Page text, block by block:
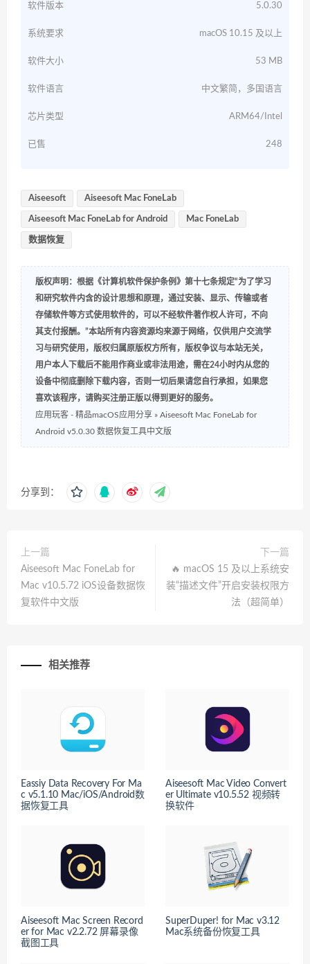
软件版本 5.0.30
系统要求 macOS 10.15 及以上
软件大小 53 MB
软件语言 中文繁简，多国语言
芯片类型 ARM64/Intel
已售 248
Aiseesoft Aiseesoft Mac FoneLab
Aiseesoft Mac FoneLab for Android Mac FoneLab
数据恢复
版权声明：根据《计算机软件保护条例》第十七条规定“为了学习
和研究软件内含的设计思想和原理，通过安装、显示、传输或者
存储软件等方式使用软件的，可以不经软件著作权人许可，不向
其支付报酬。”本站所有内容资源均来源于网络，仅供用户交流学
习与研究使用，版权归属原版权方所有，版权争议与本站无关，
用户本人下载后不能用作商业或非法用途，需在24小时内从您的
设备中彻底删除下载内容，否则一切后果请您自行承担，如果您
喜欢该程序，请购买注册正版以得到更好的服务。
应用玩客 - 精品macOS应用分享 » Aiseesoft Mac FoneLab for
Android v5.0.30 数据恢复工具中文版
分享到：
上一篇
Aiseesoft Mac FoneLab for
Mac v10.5.72 iOS设备数据恢
复软件中文版
下一篇
🔥 macOS 15 及以上系统安
装“描述文件”开启安装权限方
法（超简单）
相关推荐
Eassiy Data Recovery For Ma
c v5.1.10 Mac/iOS/Android数
据恢复工具
Aiseesoft Mac Video Convert
er Ultimate v10.5.52 视频转
换软件
Aiseesoft Mac Screen Record
er for Mac v2.2.72 屏幕录像
截图工具
SuperDuper! for Mac v3.12
Mac系统备份恢复工具